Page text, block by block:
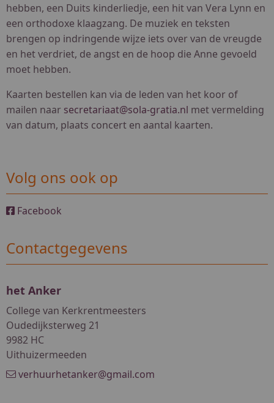
hebben, een Duits kinderliedje, een hit van Vera Lynn en
een orthodoxe klaagzang. De muziek en teksten
brengen op indringende wijze iets over van de vreugde
en het verdriet, de angst en de hoop die Anne gevoeld
moet hebben.
Kaarten bestellen kan via de leden van het koor of
mailen naar secretariaat@sola-gratia.nl met vermelding
van datum, plaats concert en aantal kaarten.
Volg ons ook op
Facebook
Contactgegevens
het Anker
College van Kerkrentmeesters
Oudedijksterweg 21
9982 HC
Uithuizermeeden
verhuurhetanker@gmail.com